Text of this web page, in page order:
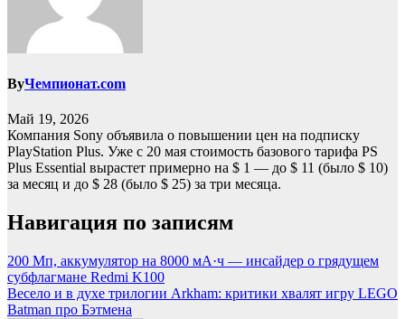
ByЧемпионат.com
Май 19, 2026
Компания Sony объявила о повышении цен на подписку
PlayStation Plus. Уже с 20 мая стоимость базового тарифа PS
Plus Essential вырастет примерно на $ 1 — до $ 11 (было $ 10)
за месяц и до $ 28 (было $ 25) за три месяца.
Навигация по записям
200 Мп, аккумулятор на 8000 мА·ч — инсайдер о грядущем
субфлагмане Redmi K100
Весело и в духе трилогии Arkham: критики хвалят игру LEGO
Batman про Бэтмена